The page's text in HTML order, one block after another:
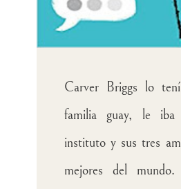
Carver Briggs lo
familia guay, le
instituto y sus tres
mejores del